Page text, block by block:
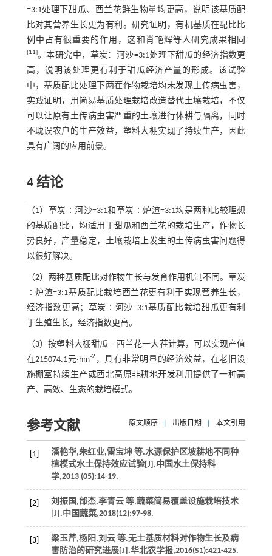
=3:1处理下甜瓜、西兰花鲜生物量均更高，说明该基质配
比对其营养生长更为有利。研究证明，有机基质在配比比
例中占有很重要的作用，这和肖艳辉等人研究成果相同
11 。本研究中，草炭：河沙=3:1处理下甜瓜的经济指数更
高，说明该处理更有利于甜瓜经济产量的形成。该试验
中，基质配比处理下两茬作物栽培均未发现土传病虫害，
实践证明，用简易基质处理栽培改造替代土壤栽培，不仅
可以让原有土传病虫害严重的土壤进行休耕与隔离，同时
不耽误农户的生产效益，塑料大棚实现了持续生产，因此
具有广阔的应用前景。
4 结论
（1）草炭∶河沙=3:1和草炭∶炉渣=3:1均是两种比较理想
的基质配比，均适用于甜瓜和西兰花的栽培生产，作物长
势良好，产量稳定，土壤栽培上发生的土传病虫害问题得
以很好解决。
（2）两种基质配比对作物生长与发育作用机制不同。草炭
∶炉渣=3:1基质配比栽培西兰花更有利于实现营养生长，
经济指数更高；草炭∶河沙=3:1基质配比栽培甜瓜更有利
于生殖生长，经济指数更高。
（3）按塑料大棚甜瓜—西兰花一大茬计算，可以实现产值
在215074.1元·hm-2 ，具有非常明显的经济效益，在老旧设
施棚室持续生产或西北高原非耕地开发利用提供了一种高
产、高效、生态的栽培模式。
参考文献 原文顺序 出版日期 本文引用
[1] 潘艳华,朱红业,雷宝坤 等.水源保护区坡耕地不同种
植模式水土保持效应试验[J].中国水土保持科
学,2013(05):14-19.
[2] 刘振国,邰杰,李青云 等.蔬菜简易覆盖设施栽培技术
[J].中国蔬菜,2018(12):97-98.
[3] 梁玉芹,杨阳,刘云 等.无土基质材料对作物生长及病
害防治的研究进展[J].华北农学报,2016(S1):421-425.